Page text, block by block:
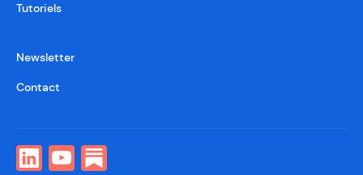
Tutoriels
Newsletter
Contact